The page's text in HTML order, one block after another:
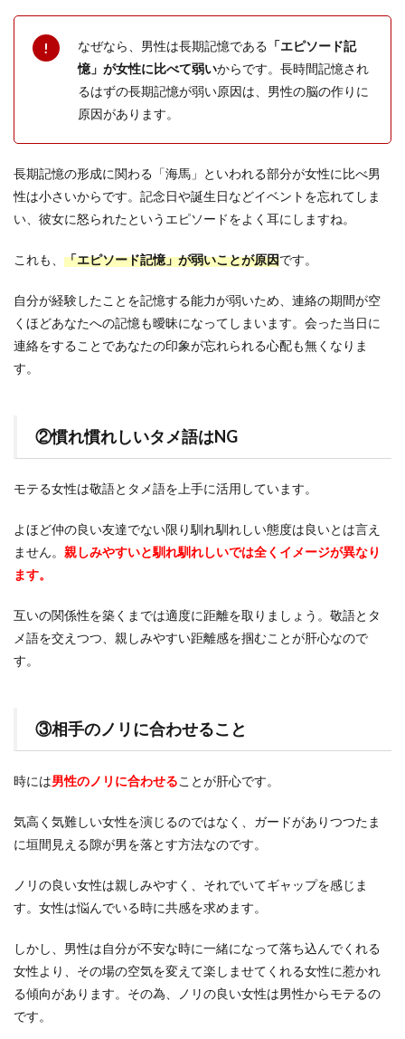
なぜなら、男性は長期記憶である 「エピソード記
憶」が女性に比べて弱いからです。長時間記憶され
るはずの長期記憶が弱い原因は、男性の脳の作りに
原因があります。
長期記憶の形成に関わる「海馬」といわれる部分が女性に比べ男
性は小さいからです。記念日や誕生日などイベントを忘れてしま
い、彼女に怒られたというエピソードをよく耳にしますね。
これも、 「エピソード記憶」が弱いことが原因です。
自分が経験したことを記憶する能力が弱いため、連絡の期間が空
くほどあなたへの記憶も曖昧になってしまいます。会った当日に
連絡をすることであなたの印象が忘れられる心配も無くなりま
す。
②慣れ慣れしいタメ語はNG
モテる女性は敬語とタメ語を上手に活用しています。
よほど仲の良い友達でない限り馴れ馴れしい態度は良いとは言え
ません。 親しみやすいと馴れ馴れしいでは全くイメージが異なり
ます。
互いの関係性を築くまでは適度に距離を取りましょう。敬語とタ
メ語を交えつつ、親しみやすい距離感を掴むことが肝心なので
す。
③相手のノリに合わせること
時には男性のノリに合わせることが肝心です。
気高く気難しい女性を演じるのではなく、ガードがありつつたま
に垣間見える隙が男を落とす方法なのです。
ノリの良い女性は親しみやすく、それでいてギャップを感じま
す。女性は悩んでいる時に共感を求めます。
しかし、男性は自分が不安な時に一緒になって落ち込んでくれる
女性より、その場の空気を変えて楽しませてくれる女性に惹かれ
る傾向があります。その為、ノリの良い女性は男性からモテるの
です。